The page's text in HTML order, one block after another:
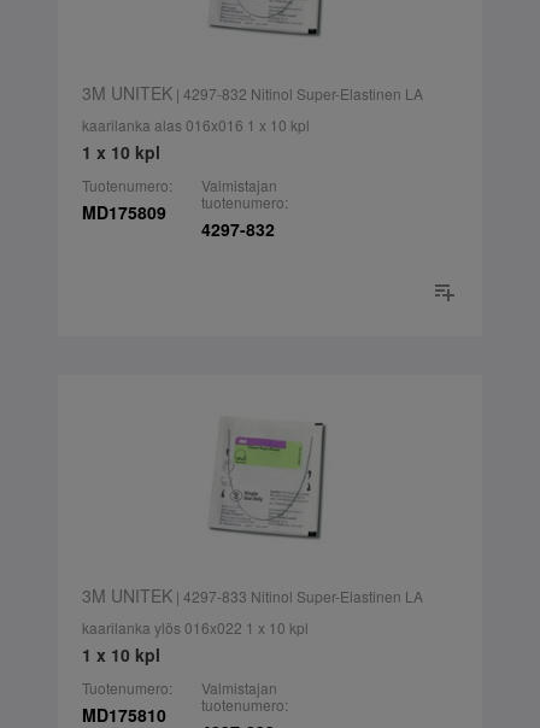
3M UNITEK| 4297-832 Nitinol Super-Elastinen LA
kaarilanka alas 016x016 1 x 10 kpl
1 x 10 kpl
Tuotenumero:
MD175809
Valmistajan
tuotenumero:
4297-832
3M UNITEK| 4297-833 Nitinol Super-Elastinen LA
kaarilanka ylös 016x022 1 x 10 kpl
1 x 10 kpl
Tuotenumero:
MD175810
Valmistajan
tuotenumero: